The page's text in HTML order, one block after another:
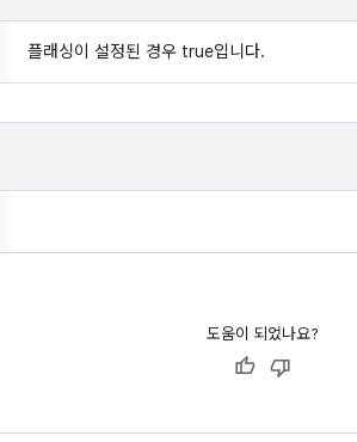
플래싱이 설정된 경우 true입니다.
도움이 되었나요?